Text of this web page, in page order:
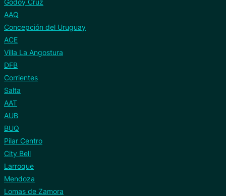
AAQ
Concepción del Uruguay
ACE
Villa La Angostura
DFB
Corrientes
Salta
AAT
AUB
BUQ
Pilar Centro
City Bell
Larroque
Mendoza
Lomas de Zamora